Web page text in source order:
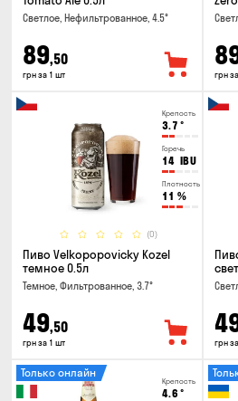
Светлое, Нефильтрованное, 4.5°
89,50
грн за 1 шт грн
Крепость
3.7 °
Горечь
14 IBU
Плотность
11 %
(0)
Пиво Velkopopovicky Kozel
темное 0.5л
Темное, Фильтрованное, 3.7°
49,50
грн за 1 шт грн
Крепость
4.6 °
Только онлайн